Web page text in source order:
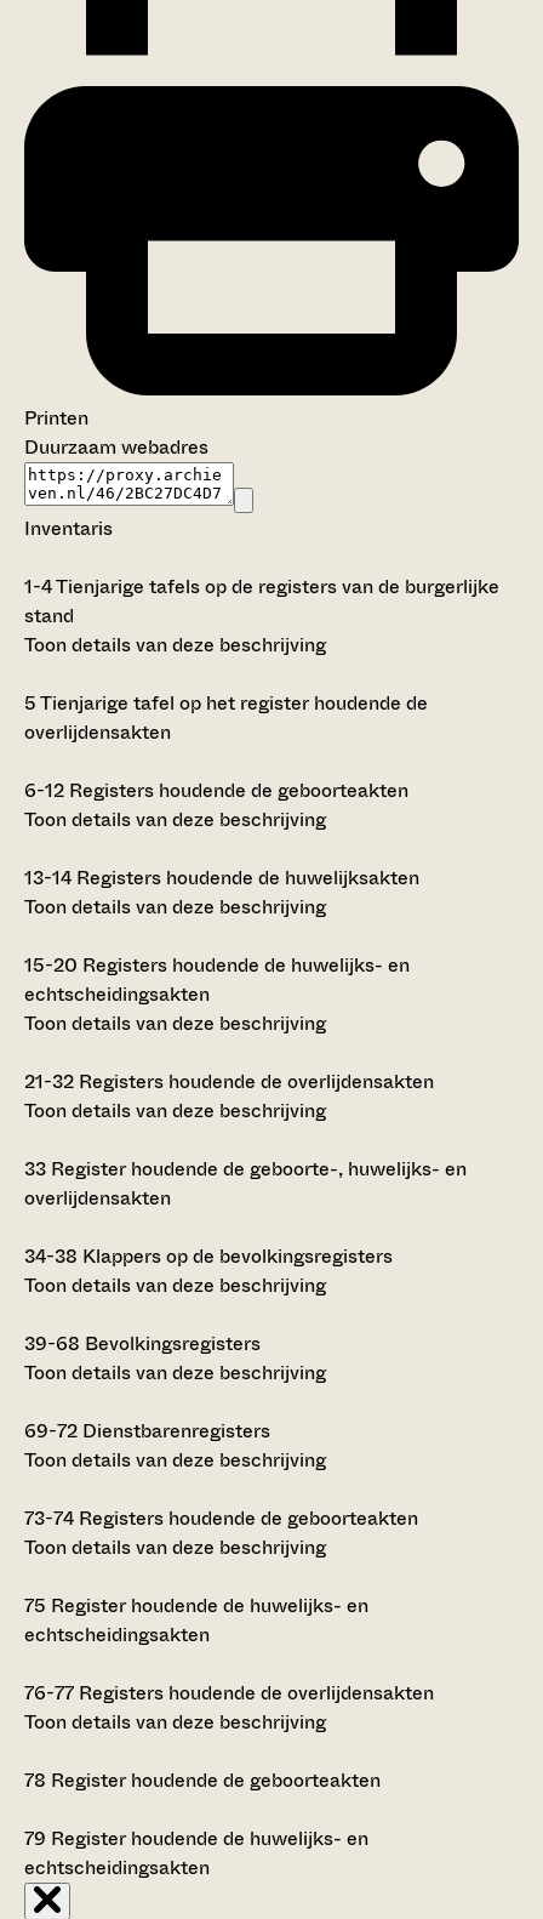
Printen
Duurzaam webadres
Inventaris
1-4Tienjarige tafels op de registers van de burgerlijke
stand
Toon details van deze beschrijving
5Tienjarige tafel op het register houdende de
overlijdensakten
6-12 Registers houdende de geboorteakten
Toon details van deze beschrijving
13-14 Registers houdende de huwelijksakten
Toon details van deze beschrijving
15-20 Registers houdende de huwelijks- en
echtscheidingsakten
Toon details van deze beschrijving
21-32 Registers houdende de overlijdensakten
Toon details van deze beschrijving
33 Register houdende de geboorte-, huwelijks- en
overlijdensakten
34-38 Klappers op de bevolkingsregisters
Toon details van deze beschrijving
39-68 Bevolkingsregisters
Toon details van deze beschrijving
69-72 Dienstbarenregisters
Toon details van deze beschrijving
73-74 Registers houdende de geboorteakten
Toon details van deze beschrijving
75 Register houdende de huwelijks- en
echtscheidingsakten
76-77 Registers houdende de overlijdensakten
Toon details van deze beschrijving
78 Register houdende de geboorteakten
79 Register houdende de huwelijks- en
echtscheidingsakten